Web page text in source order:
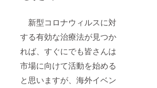
新型コロナウィルスに対
する有効な治療法が見つか
れば、すぐにでも皆さんは
市場に向けて活動を始める
と思いますが、海外イベン